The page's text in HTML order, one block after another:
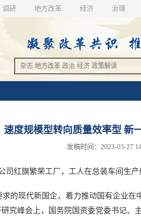
调研 地方改革 经济 治理
速度规模型转向质量效率型 新
发稿时间：2023-03-27
红旗繁荣工厂，工人在总装车间生产
现代新国企，着力推动国有企业在
究峰会上，国务院国资委党委书记、